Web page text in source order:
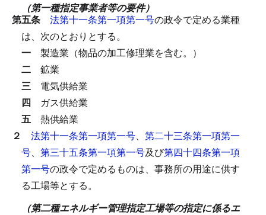
（第一種指定事業者等の要件）
第五条 法第十一条第一項第一号の政令で定める業種
は、次のとおりとする。
一 製造業（物品の加工修理業を含む。）
二 鉱業
三 電気供給業
四 ガス供給業
五 熱供給業
２ 法第十一条第一項第一号、 第二十三条第一項第一
号、 第三十五条第一項第一号及び第四十四条第一項
第一号の政令で定めるものは、事務所の用途に供す
る工場等とする。
（第二種エネルギー管理指定工場等の指定に係るエ